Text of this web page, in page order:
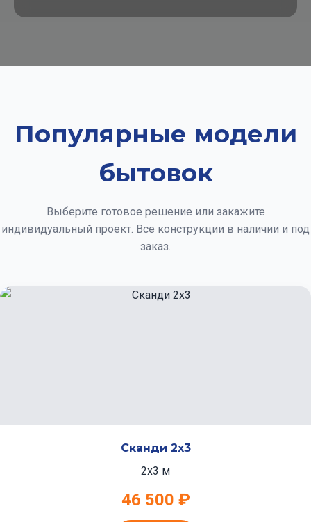
Популярные модели
бытовок
Выберите готовое решение или закажите
индивидуальный проект. Все конструкции в наличии и под
заказ.
Сканди 2x3
2x3 м
46 500 ₽